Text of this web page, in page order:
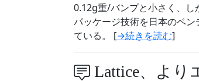
0.12g重/バンプと小さく、し
パッケージ技術を日本のベ
ている。 [→続きを読む]
Lattice、より